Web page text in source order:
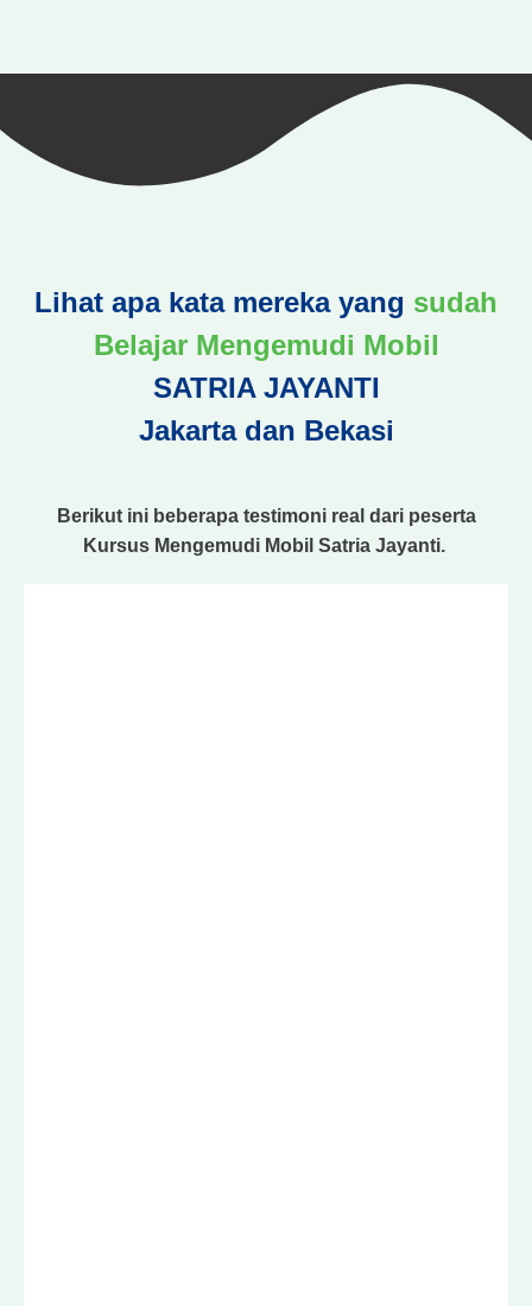
Lihat apa kata mereka yang sudah
Belajar Mengemudi Mobil
SATRIA JAYANTI
Jakarta dan Bekasi
Berikut ini beberapa testimoni real dari peserta
Kursus Mengemudi Mobil Satria Jayanti.